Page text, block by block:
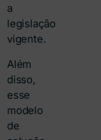
a
legislação
vigente.
Além
disso,
esse
modelo
de